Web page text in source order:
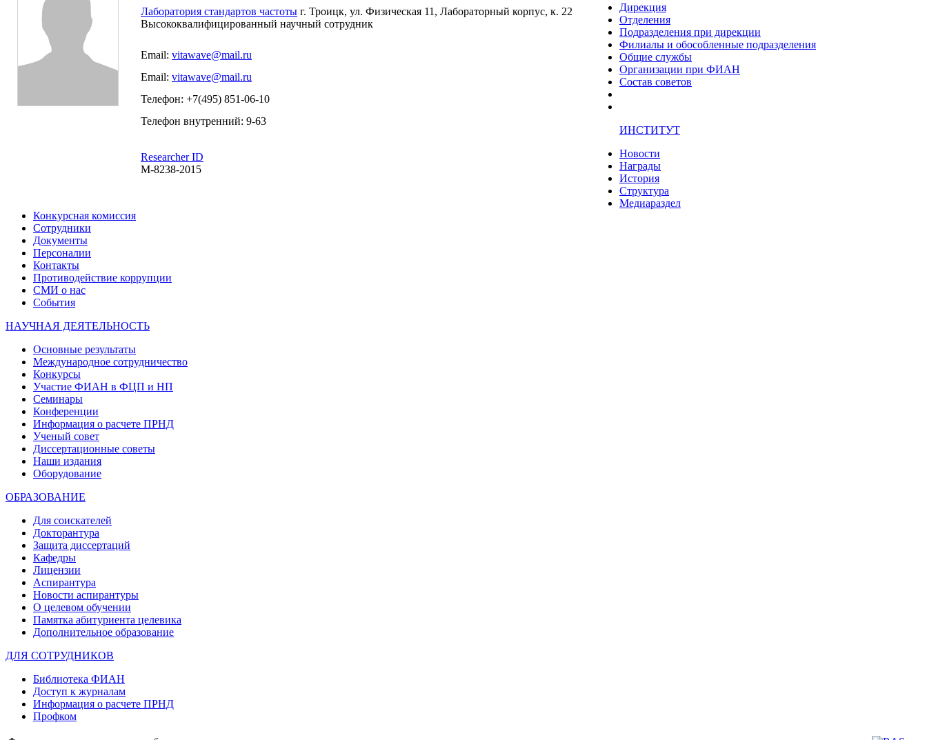
Лаборатория стандартов частоты г. Троицк, ул. Физическая 11, Лабораторный корпус, к. 22
Высококвалифицированный научный сотрудник
Email: vitawave@mail.ru
Email: vitawave@mail.ru
Телефон: +7(495) 851-06-10
Телефон внутренний: 9-63
Researcher ID
M-8238-2015
Дирекция
Отделения
Подразделения при дирекции
Филиалы и обособленные подразделения
Общие службы
Организации при ФИАН
Состав советов
ИНСТИТУТ
Новости
Награды
История
Структура
Медиараздел
Конкурсная комиссия
Сотрудники
Документы
Персоналии
Контакты
Противодействие коррупции
СМИ о нас
События
НАУЧНАЯ ДЕЯТЕЛЬНОСТЬ
Основные результаты
Международное сотрудничество
Конкурсы
Участие ФИАН в ФЦП и НП
Семинары
Конференции
Информация о расчете ПРНД
Ученый совет
Диссертационные советы
Наши издания
Оборудование
ОБРАЗОВАНИЕ
Для соискателей
Докторантура
Защита диссертаций
Кафедры
Лицензии
Аспирантура
Новости аспирантуры
О целевом обучении
Памятка абитуриента целевика
Дополнительное образование
ДЛЯ СОТРУДНИКОВ
Библиотека ФИАН
Доступ к журналам
Информация о расчете ПРНД
Профком